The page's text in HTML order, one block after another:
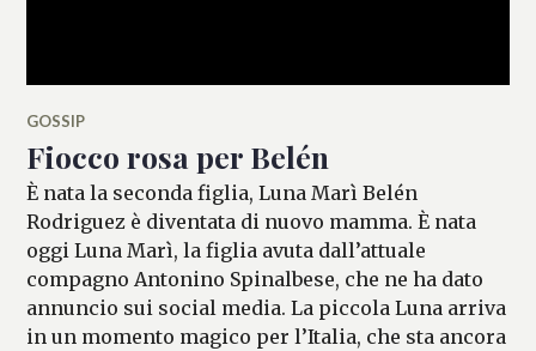
GOSSIP
Fiocco rosa per Belén
È nata la seconda figlia, Luna Marì Belén
Rodriguez è diventata di nuovo mamma. È nata
oggi Luna Marì, la figlia avuta dall’attuale
compagno Antonino Spinalbese, che ne ha dato
annuncio sui social media. La piccola Luna arriva
in un momento magico per l’Italia, che sta ancora